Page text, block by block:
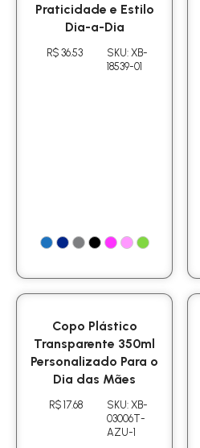
Praticidade e Estilo
Dia-a-Dia
R$ 36.53
SKU: XB-
18539-01
Copo Plástico
Transparente 350ml
Personalizado Para o
Dia das Mães
R$ 17.68
SKU: XB-
03006T-
AZU-1